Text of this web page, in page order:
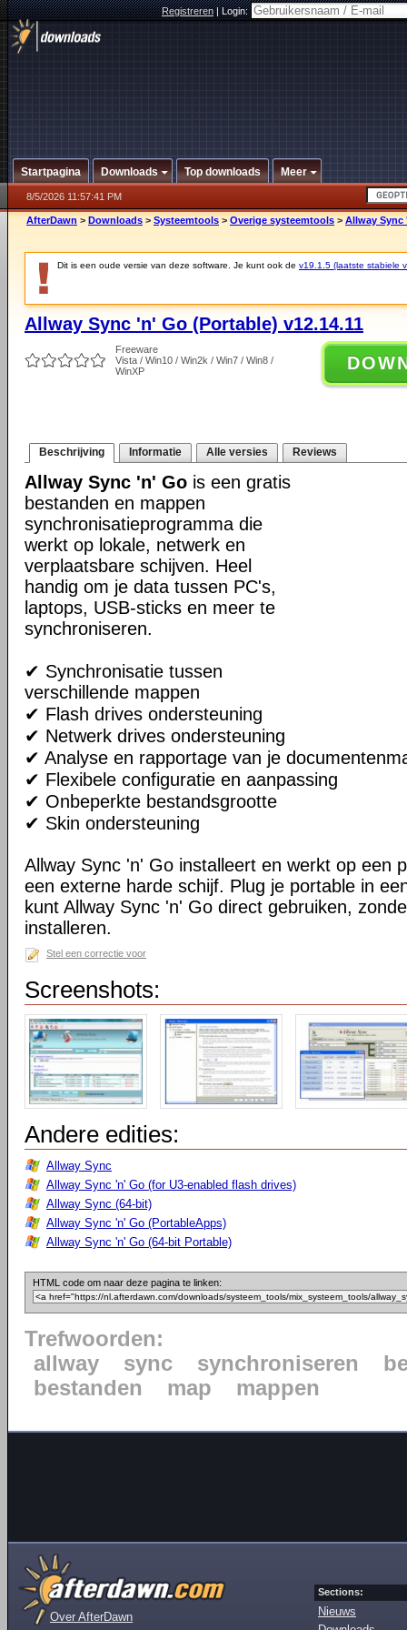
Registreren|Login:
Startpagina Downloads Top downloads Meer
8/5/2026 11:57:41 PM
AfterDawn > Downloads > Systeemtools > Overige systeemtools > Allway Sync
Dit is een oude versie van deze software. Je kunt ook de v19.1.5 (laatste stabiele
Allway Sync 'n' Go (Portable) v12.14.11
Freeware
Vista / Win10 / Win2k / Win7 / Win8 /
WinXP
Beschrijving Informatie Alle versies Reviews
Allway Sync 'n' Go is een gratis
bestanden en mappen
synchronisatieprogramma die
werkt op lokale, netwerk en
verplaatsbare schijven. Heel
handig om je data tussen PC's,
laptops, USB-sticks en meer te
synchroniseren.
✔ Synchronisatie tussen
verschillende mappen
✔ Flash drives ondersteuning
✔ Netwerk drives ondersteuning
✔ Analyse en rapportage van je
✔ Flexibele configuratie en aanpassing
✔ Onbeperkte bestandsgrootte
✔ Skin ondersteuning
Allway Sync 'n' Go installeert en werkt op een
een externe harde schijf. Plug je portable in
kunt Allway Sync 'n' Go direct gebruiken,
installeren.
Stel een correctie voor
Screenshots:
Andere edities:
Allway Sync
Allway Sync 'n' Go (for U3-enabled flash drives)
Allway Sync (64-bit)
Allway Sync 'n' Go (PortableApps)
Allway Sync 'n' Go (64-bit Portable)
HTML code om naar deze pagina te linken:
Trefwoorden:
allway
sync synchroniseren
bestanden
map mappen
Over AfterDawn
Sections:
Nieuws